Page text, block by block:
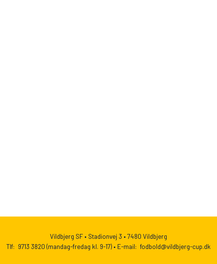
Vildbjerg SF • Stadionvej 3 • 7480 Vildbjerg
Tlf: 9713 3820 (mandag-fredag kl. 9-17) • E-mail: fodbold@vildbjerg-cup.dk